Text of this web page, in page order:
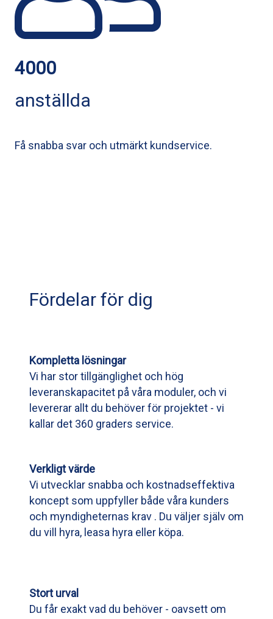
4000
anställda
Få snabba svar och utmärkt kundservice.
Fördelar för dig
Kompletta lösningar
Vi har stor tillgänglighet och hög
leveranskapacitet på våra moduler, och vi
levererar allt du behöver för projektet - vi
kallar det 360 graders service.
Verkligt värde
Vi utvecklar snabba och kostnadseffektiva
koncept som uppfyller både våra kunders
och myndigheternas krav . Du väljer själv om
du vill hyra, leasa hyra eller köpa.
Stort urval
Du får exakt vad du behöver - oavsett om